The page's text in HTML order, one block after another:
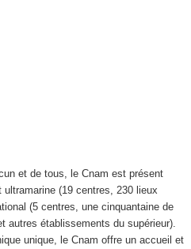
et de tous, le Cnam est présent
(19 centres, 230 lieux
(5 centres, une cinquantaine de
autres établissements du supérieur).
unique, le Cnam offre un accueil et